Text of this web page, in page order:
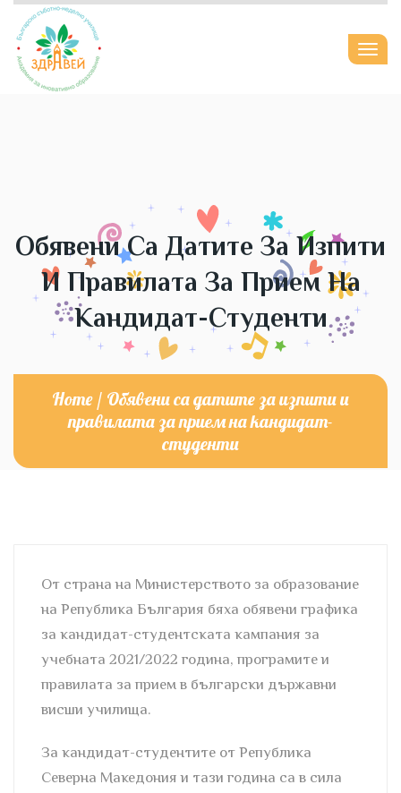
Обявени Са Датите За Изпити
И Правилата За Прием На
Кандидат-Студенти
Home / Обявени са датите за изпити и
правилата за прием на кандидат-
студенти
От страна на Министерството за образование
на Република България бяха обявени графика
за кандидат-студентската кампания за
учебната 2021/2022 година, програмите и
правилата за прием в български държавни
висши училища.
За кандидат-студентите от Република
Северна Македония и тази година са в сила